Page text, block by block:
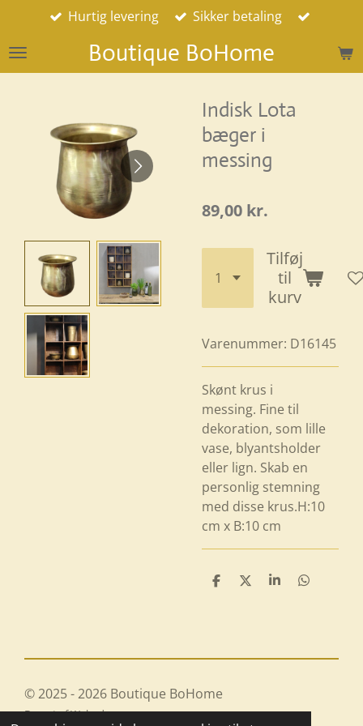
hovedindholdBoutique BoHome
Hurtig levering Sikker betaling
Indisk Lota
bæger i
messing
89,00 kr.
Tilføj
til
kurv
Varenummer: D16145
Skønt krus i
messing. Fine til
dekoration, som lille
vase, blyantsholder
eller lign. Skab en
personlig stemning
med disse krus.H:10
cm x B:10 cm
D
D
D
D
© 2025 - 2026 Boutique BoHome
Drevet afWebador